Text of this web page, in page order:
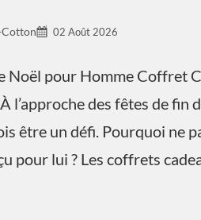
Cotton 02 Août 2026
Noël pour Homme Coffret
l’approche des fêtes de fin
être un défi. Pourquoi ne
pour lui ? Les coffrets